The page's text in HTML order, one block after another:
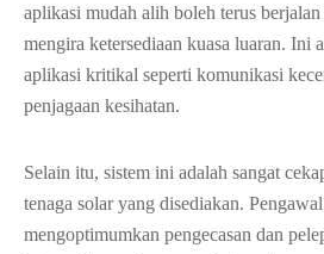
aplikasi mudah alih boleh terus berjalan
mengira ketersediaan kuasa luaran. Ini
aplikasi kritikal seperti komunikasi
penjagaan kesihatan.
Selain itu, sistem ini adalah sangat
tenaga solar yang disediakan.
mengoptimumkan pengecasan dan